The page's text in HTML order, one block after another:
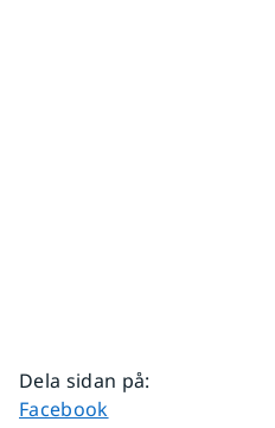
Dela sidan på:
Dela sidan på
Facebook